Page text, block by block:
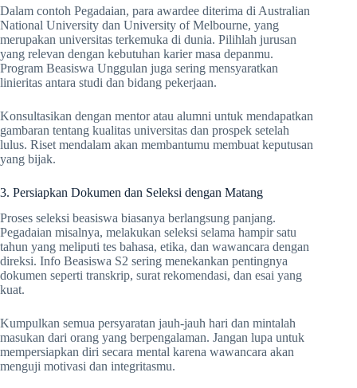
Dalam contoh Pegadaian, para awardee diterima di Australian
National University dan University of Melbourne, yang
merupakan universitas terkemuka di dunia. Pilihlah jurusan
yang relevan dengan kebutuhan karier masa depanmu.
Program Beasiswa Unggulan juga sering mensyaratkan
linieritas antara studi dan bidang pekerjaan.
Konsultasikan dengan mentor atau alumni untuk mendapatkan
gambaran tentang kualitas universitas dan prospek setelah
lulus. Riset mendalam akan membantumu membuat keputusan
yang bijak.
3. Persiapkan Dokumen dan Seleksi dengan Matang
Proses seleksi beasiswa biasanya berlangsung panjang.
Pegadaian misalnya, melakukan seleksi selama hampir satu
tahun yang meliputi tes bahasa, etika, dan wawancara dengan
direksi. Info Beasiswa S2 sering menekankan pentingnya
dokumen seperti transkrip, surat rekomendasi, dan esai yang
kuat.
Kumpulkan semua persyaratan jauh-jauh hari dan mintalah
masukan dari orang yang berpengalaman. Jangan lupa untuk
mempersiapkan diri secara mental karena wawancara akan
menguji motivasi dan integritasmu.